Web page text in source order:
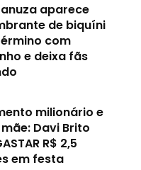
aparece
de biquíni
com
e deixa fãs
milionário e
Davi Brito
R$ 2,5
em festa